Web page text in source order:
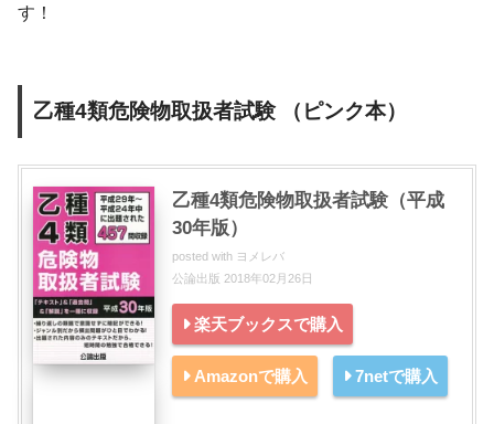
す！
乙種4類危険物取扱者試験 （ピンク本）
乙種4類危険物取扱者試験（平成
30年版）
posted with ヨメレバ
公論出版 2018年02月26日
楽天ブックスで購入
Amazonで購入 7netで購入